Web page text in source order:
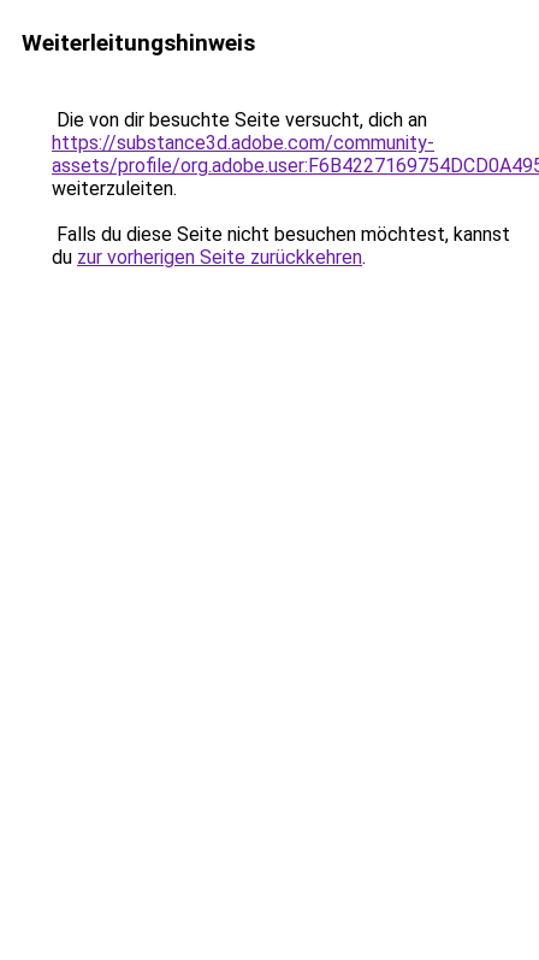
Weiterleitungshinweis
Die von dir besuchte Seite versucht, dich an
https://substance3d.adobe.com/community-
assets/profile/
weiterzuleiten.
Falls du diese Seite nicht besuchen möchtest, kannst
du zur vorherigen Seite zurückkehren.